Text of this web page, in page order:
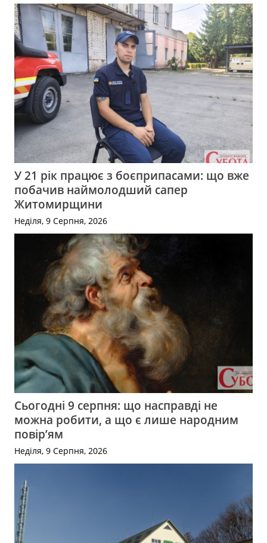
У 21 рік працює з боєприпасами: що вже
побачив наймолодший сапер
Житомирщини
Неділя, 9 Серпня, 2026
Сьогодні 9 серпня: що насправді не
можна робити, а що є лише народним
повір’ям
Неділя, 9 Серпня, 2026